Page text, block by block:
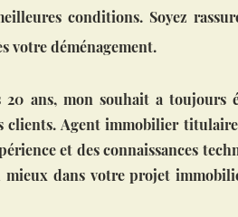
conditions. Soyez
votre déménagement.
ans, mon souhait a toujours
clients. Agent immobilier
et des connaissances
mieux dans votre projet